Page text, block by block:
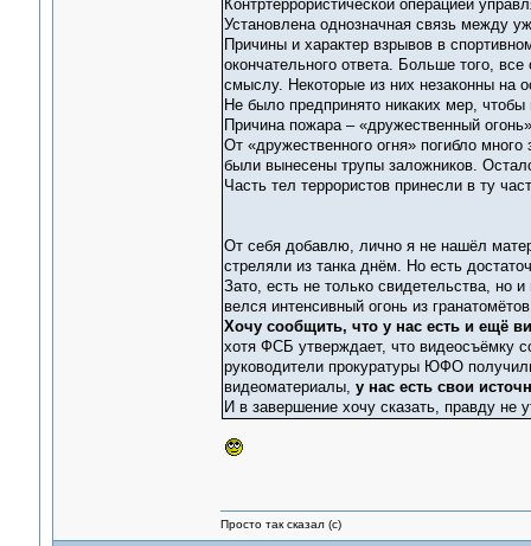
Контртеррористической операцией
Установлена однозначная связь между
Причины и характер взрывов в
окончательного ответа. Больше того,
смыслу. Некоторые из них незаконны на
Не было предпринято никаких мер, чтобы
Причина пожара – «дружественный
От «дружественного огня» погибло
были вынесены трупы заложников.
Часть тел террористов принесли в ту
От себя добавлю, лично я не нашёл
стреляли из танка днём. Но есть
Зато, есть не только свидетельства,
велся интенсивный огонь из
Хочу сообщить, что у нас есть и ещё
хотя ФСБ утверждает, что видеосъёмку
руководители прокуратуры ЮФО
видеоматериалы, у нас есть свои
И в завершение хочу сказать, правду не
Просто так сказал (с)